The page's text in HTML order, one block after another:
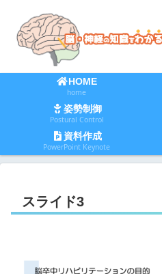
HOME
home
姿勢制御
Postural Control
資料作成
PowerPoint Keynote
スライド3